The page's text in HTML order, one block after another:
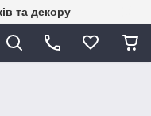
та декору